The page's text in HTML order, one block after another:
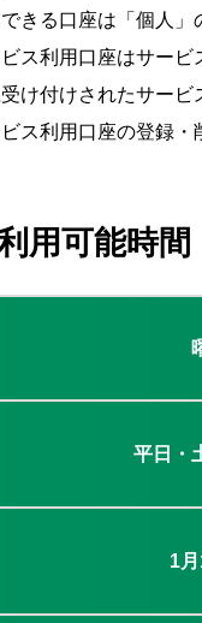
きる口座は「個人」
ス利用口座はサービ
け付けされたサービ
ス利用口座の登録・
用可能時間
平日・
1